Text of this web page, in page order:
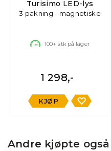
Turisimo LED-lys
3 pakning - magnetiske
100+ stk på lager
1 298,-
KJØP
Andre kjøpte også